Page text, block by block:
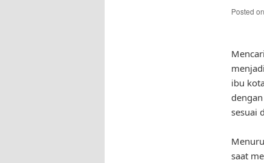
Posted on
ibu
sesuai
saat